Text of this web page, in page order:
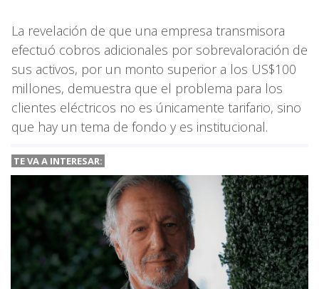
La revelación de que una empresa transmisora
efectuó cobros adicionales por sobrevaloración de
sus activos, por un monto superior a los US$100
millones, demuestra que el problema para los
clientes eléctricos no es únicamente tarifario, sino
que hay un tema de fondo y es institucional.
TE VA A INTERESAR: